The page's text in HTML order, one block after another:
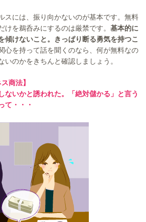
スには、振り向かないのが基本です。無料
けを鵜呑みにするのは厳禁です。基本的に
傾けないこと。きっぱり断る勇気を持つこ
心を持って話を聞くのなら、何が無料なの
いのかをきちんと確認しましょう。
商法】
ないかと誘われた。「絶対儲かる」と言う
て・・・